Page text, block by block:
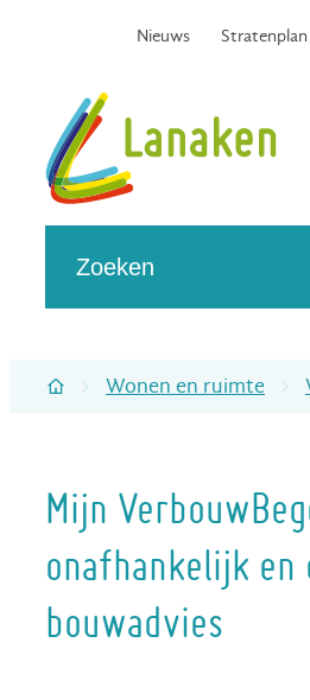
Naar inhoudNieuws Stratenplan
Gemeente Lanaken
Startpagina
Wonen en ruimte
Mijn
onafhankelijk en
bouwadvies